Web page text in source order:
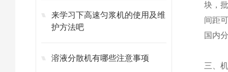
来学习下高速匀浆机的使用及维
护方法吧
溶液分散机有哪些注意事项
块，
间距
国内
三、